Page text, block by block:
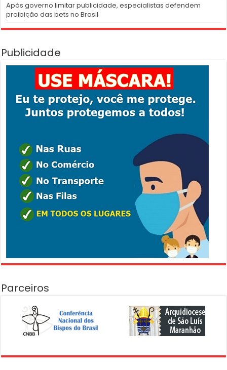
Após governo limitar publicidade, especialistas defendem
proibição das bets no Brasil
Publicidade
Parceiros